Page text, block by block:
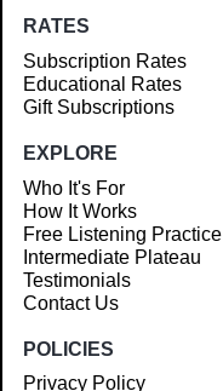
RATES
Subscription Rates
Educational Rates
Gift Subscriptions
EXPLORE
Who It's For
How It Works
Free Listening Practice
Intermediate Plateau
Testimonials
Contact Us
POLICIES
Privacy Policy